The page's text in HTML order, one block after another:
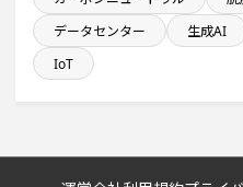
発電設備の導入を含む
発電設備の導入を含む
データセンター
生成AI
IoT